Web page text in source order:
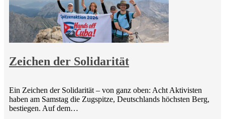
Zeichen der Solidarität
Ein Zeichen der Solidarität – von ganz oben: Acht Aktivisten
haben am Samstag die Zugspitze, Deutschlands höchsten Berg,
bestiegen. Auf dem…